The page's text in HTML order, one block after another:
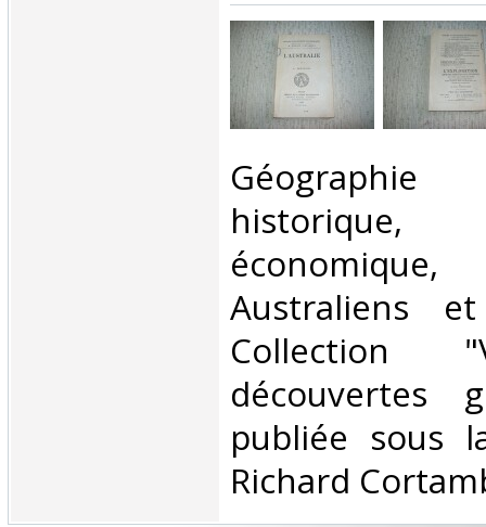
Australiens
Collection
découvertes
publiée sous
Richard